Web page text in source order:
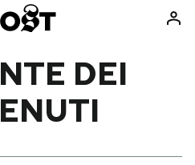
Libri
DEI